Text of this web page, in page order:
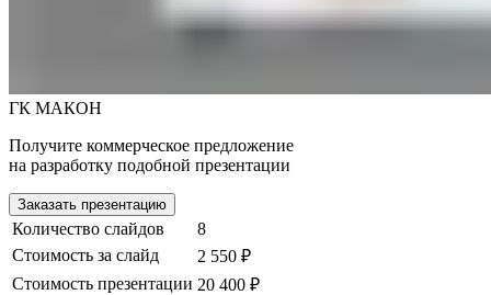
ГК МАКОН
Получите коммерческое предложение
на разработку подобной презентации
Заказать презентацию
Количество слайдов
8
Стоимость за слайд
2 550 ₽
Стоимость презентации 20 400 ₽